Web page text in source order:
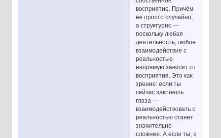
восприятие. Причём
не просто случайно,
а структурно —
поскольку любая
деятельность, любое
взаимодействие с
реальностью
напрямую зависят от
восприятия. Это как
зрение: если ты
сейчас закроешь
глаза —
взаимодействовать с
реальностью станет
значительно
сложнее. А если ты, к